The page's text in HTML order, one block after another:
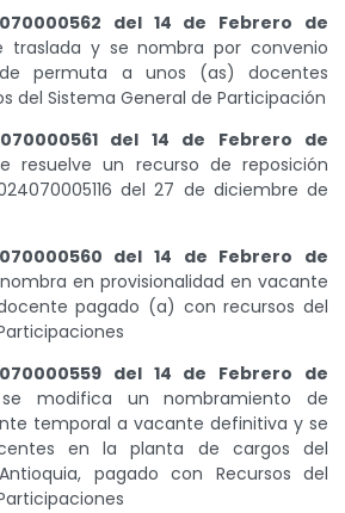
del 14 de Febrero de
traslada y se nombra por convenio
de permuta a unos (as) docentes
del Sistema General de Participación
del 14 de Febrero de
resuelve un recurso de reposición
del 27 de diciembre de
del 14 de Febrero de
en provisionalidad en vacante
pagado (a) con recursos del
del 14 de Febrero de
modifica un nombramiento de
temporal a vacante definitiva y se
en la planta de cargos del
pagado con Recursos del